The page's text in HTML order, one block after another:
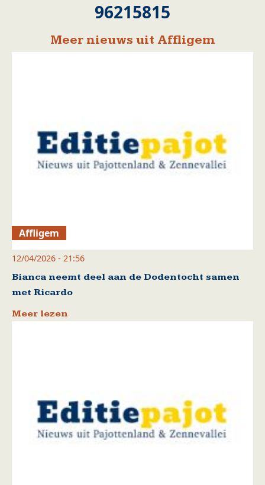
96215815
Meer nieuws uit Affligem
Affligem
12/04/2026 - 21:56
Bianca neemt deel aan de Dodentocht samen
met Ricardo
Meer lezen